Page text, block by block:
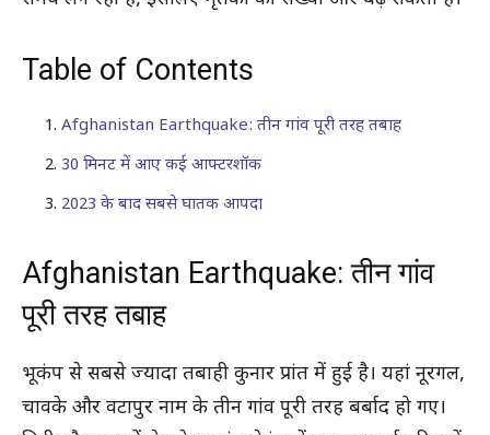
Table of Contents
Afghanistan Earthquake: तीन गांव पूरी तरह तबाह
30 मिनट में आए कई आफ्टरशॉक
2023 के बाद सबसे घातक आपदा
Afghanistan Earthquake: तीन गांव
पूरी तरह तबाह
भूकंप से सबसे ज्यादा तबाही कुनार प्रांत में हुई है। यहां नूरगल,
चावके और वटापुर नाम के तीन गांव पूरी तरह बर्बाद हो गए।